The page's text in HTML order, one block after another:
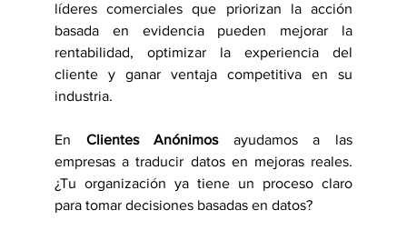
líderes comerciales que priorizan la acción
basada en evidencia pueden mejorar la
rentabilidad, optimizar la experiencia del
cliente y ganar ventaja competitiva en su
industria.
En Clientes Anónimos ayudamos a las
empresas a traducir datos en mejoras reales.
¿Tu organización ya tiene un proceso claro
para tomar decisiones basadas en datos?